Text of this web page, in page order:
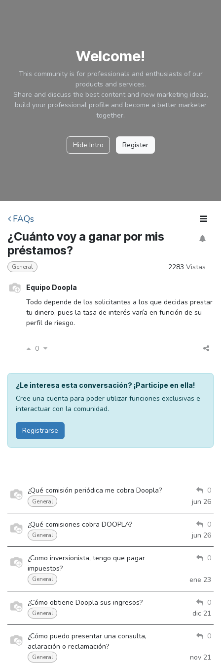
Welcome!
This community is for professionals and enthusiasts of our
products and services.
Share and discuss the best content and new marketing ideas,
build your professional profile and become a better marketer
together.
Hide Intro Register
FAQs
¿Cuánto voy a ganar por mis
préstamos?
General 2283 Vistas
Equipo Doopla
Todo depende de los solicitantes a los que decidas prestar
tu dinero, pues la tasa de interés varía en función de su
perfil de riesgo.
0
¿Le interesa esta conversación? ¡Participe en ella!
Cree una cuenta para poder utilizar funciones exclusivas e
interactuar con la comunidad.
Registrarse
¿Qué comisión periódica me cobra Doopla?
General
0
jun 26
¿Qué comisiones cobra DOOPLA?
General
0
jun 26
¿Como inversionista, tengo que pagar
impuestos?
General
0
ene 23
¿Cómo obtiene Doopla sus ingresos?
General
0
dic 21
¿Cómo puedo presentar una consulta,
aclaración o reclamación?
General
0
nov 21